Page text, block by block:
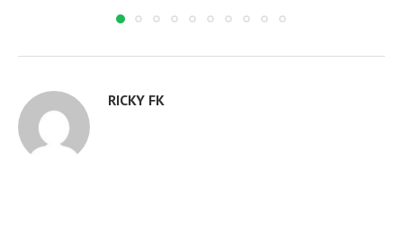
RICKY FK